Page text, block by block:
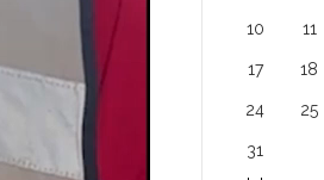
10 11
17 18
24 25
31